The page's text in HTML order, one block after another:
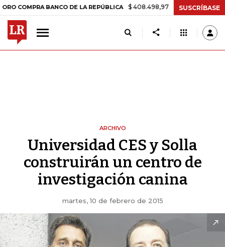
BANCO DE LA REPÚBLICA $ 408.498,97 +$ 8.753,81 +2,19%
SUSCRÍBASE
ARCHIVO
Universidad CES y Solla
construirán un centro de
investigación canina
martes, 10 de febrero de 2015